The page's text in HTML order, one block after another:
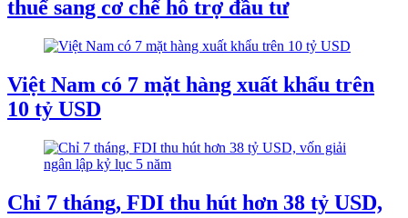
thuế sang cơ chế hỗ trợ đầu tư
Việt Nam có 7 mặt hàng xuất khẩu trên
10 tỷ USD
Chỉ 7 tháng, FDI thu hút hơn 38 tỷ USD,